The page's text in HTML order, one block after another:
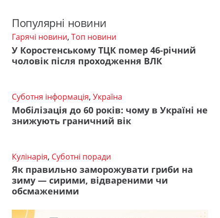
Популярні новини
Гарячі новини, Топ новини
У Коростенському ТЦК помер 46-річний
чоловік після проходження ВЛК
Суботня інформація, Україна
Мобілізація до 60 років: чому в Україні не
знижують граничний вік
Кулінарія, Суботні поради
Як правильно заморожувати гриби на
зиму — сирими, відвареними чи
обсмаженими